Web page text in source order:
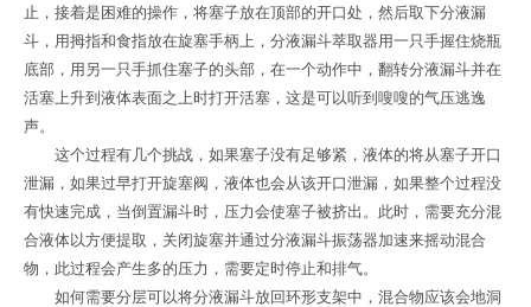
止，接着是困难的操作，将塞子放在顶部的开口处，然后取下分液漏
斗，用拇指和食指放在旋塞手柄上，分液漏斗萃取器用一只手握住烧瓶
底部，用另一只手抓住塞子的头部，在一个动作中，翻转分液漏斗并在
活塞上升到液体表面之上时打开活塞，这是可以听到嗖嗖的气压逃逸
声。
这个过程有几个挑战，如果塞子没有足够紧，液体的将从塞子开口
泄漏，如果过早打开旋塞阀，液体也会从该开口泄漏，如果整个过程没
有快速完成，当倒置漏斗时，压力会使塞子被挤出。此时，需要充分混
合液体以方便提取，关闭旋塞并通过分液漏斗振荡器加速来摇动混合
物，此过程会产生多的压力，需要定时停止和排气。
如何需要分层可以将分液漏斗放回环形支架中，混合物应该会地洞